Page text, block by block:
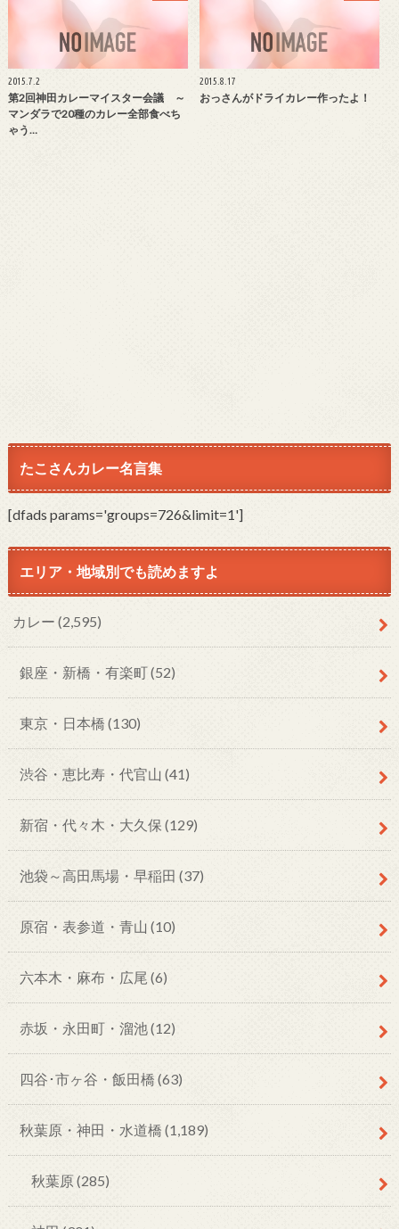
2015.7.2
第2回神田カレーマイスター会議 ～
マンダラで20種のカレー全部食べち
ゃう…
2015.8.17
おっさんがドライカレー作ったよ！
たこさんカレー名言集
[dfads params='groups=726&limit=1']
エリア・地域別でも読めますよ
カレー (2,595)
銀座・新橋・有楽町(52)
東京・日本橋 (130)
渋谷・恵比寿・代官山 (41)
新宿・代々木・大久保 (129)
池袋～高田馬場・早稲田 (37)
原宿・表参道・青山 (10)
六本木・麻布・広尾 (6)
赤坂・永田町・溜池(12)
四谷･市ヶ谷・飯田橋 (63)
秋葉原・神田・水道橋 (1,189)
秋葉原 (285)